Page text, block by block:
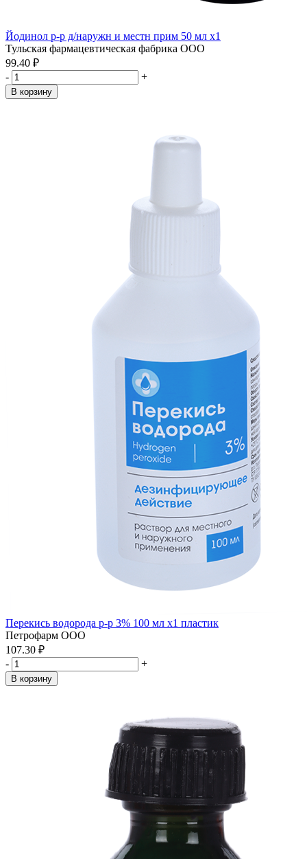
Йодинол р-р д/наружн и местн прим 50 мл x1
Тульская фармацевтическая фабрика ООО
99.40 ₽
-
+
В корзину
Перекись водорода р-р 3% 100 мл x1 пластик
Петрофарм ООО
107.30 ₽
-
+
В корзину